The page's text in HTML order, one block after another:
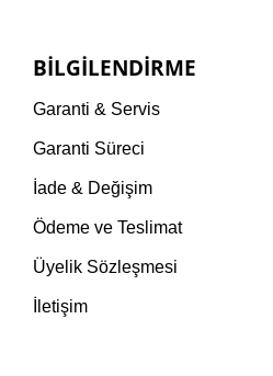
BILGILENDIRME
Garanti & Servis
Garanti Süreci
İade & Değişim
Ödeme ve Teslimat
Üyelik Sözleşmesi
İletişim